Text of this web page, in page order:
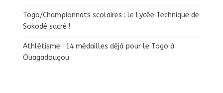
Togo/Championnats scolaires : le Lycée Technique de
Sokodé sacré !
Athlétisme : 14 médailles déjà pour le Togo à
Ouagadougou